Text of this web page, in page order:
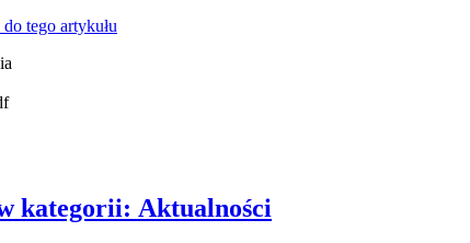
tego artykułu
kategorii: Aktualności